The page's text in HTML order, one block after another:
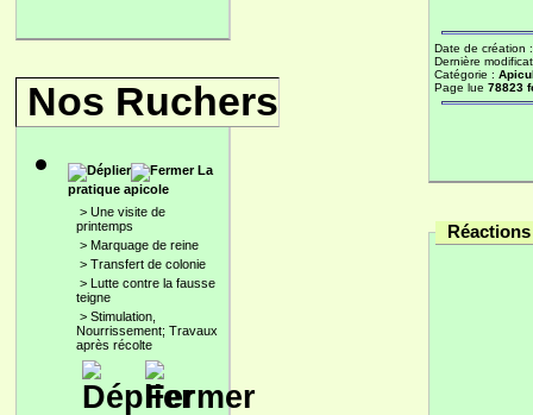
Nos Ruchers
La
pratique apicole
> Une visite de
printemps
> Marquage de reine
> Transfert de colonie
> Lutte contre la fausse
teigne
> Stimulation,
Nourrissement; Travaux
après récolte
Date de création
Dernière
Catégorie :
Page lue 78823